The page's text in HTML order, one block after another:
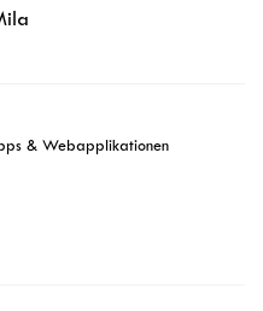
& Webapplikationen